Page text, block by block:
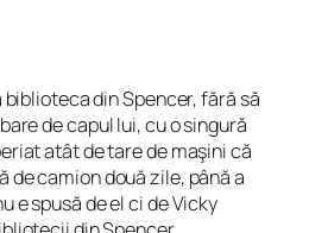
biblioteca din Spencer, fără să
de capul lui, cu o singură
atât de tare de maşini că
de camion două zile, până a
e spusă de el ci de Vicky